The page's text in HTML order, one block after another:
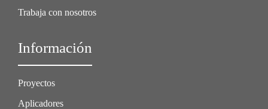
Trabaja con nosotros
Información
Proyectos
Aplicadores